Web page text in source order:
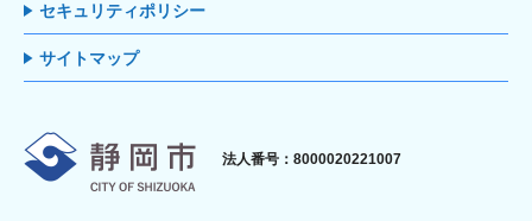
セキュリティポリシー
サイトマップ
静岡市
法人番号：8000020221007